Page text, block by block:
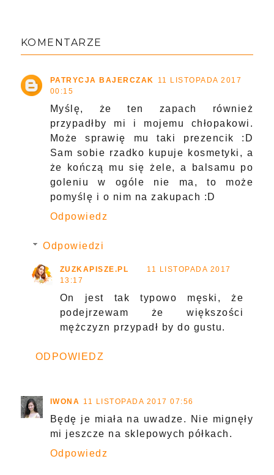
KOMENTARZE
PATRYCJA BAJERCZAK
11 LISTOPADA 2017
00:15
Myślę, że ten zapach również
przypadłby mi i mojemu chłopakowi.
Może sprawię mu taki prezencik :D
Sam sobie rzadko kupuje kosmetyki, a
że kończą mu się żele, a balsamu po
goleniu w ogóle nie ma, to może
pomyślę i o nim na zakupach :D
Odpowiedz
Odpowiedzi
ZUZKAPISZE.PL
11 LISTOPADA 2017
13:17
On jest tak typowo męski, że
podejrzewam że większości
mężczyzn przypadł by do gustu.
ODPOWIEDZ
IWONA 11 LISTOPADA 2017 07:56
Będę je miała na uwadze. Nie mignęły
mi jeszcze na sklepowych półkach.
Odpowiedz